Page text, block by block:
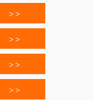
>>
>>
>>
>>